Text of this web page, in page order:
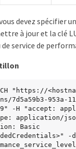
devez spécifier
à jour et la clé
de service de
"https://
7d5a59b3-953a-
-H "accept:
application/
Basic
-d